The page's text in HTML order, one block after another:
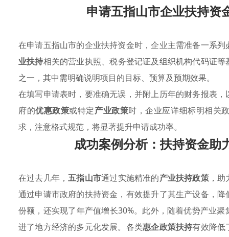
申请五指山市企业扶持资
在申请五指山市的企业扶持资金时，企业主需准备一系
业扶持相关的营业执照、税务登记证及组织机构代码证
之一，其中需明确说明项目的目标、预算及预期效果。
在填写申请表时，要准确无误，并附上历年的财务报表
府的优惠政策或特定产业政策时，企业应详细标明相关
求，注意格式规范，将显著提升申请成功率。
成功案例分析：扶持资金助
在过去几年，五指山市通过实施精准的产业扶持政策，助
通过申请市政府的扶持资金，有效提升了其生产设备，
份额，还实现了年产值增长30%。此外，随着优势产业
进了地方经济的多元化发展。各类惠企政策扶持有效降低